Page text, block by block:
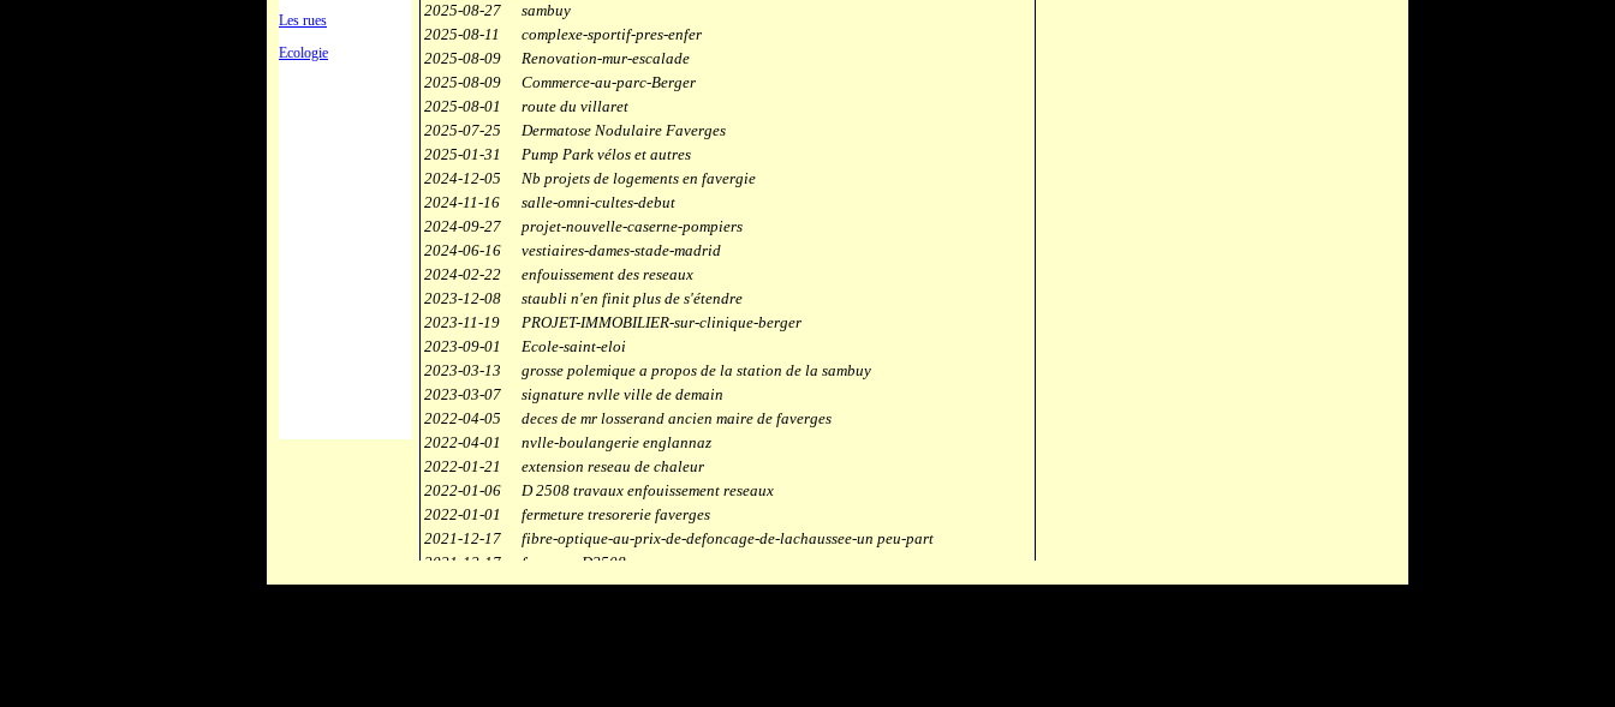
Les rues
Ecologie
2025-08-27
sambuy
2025-08-11
complexe-sportif-pres-enfer
2025-08-09
Renovation-mur-escalade
2025-08-09
Commerce-au-parc-Berger
2025-08-01
route du villaret
2025-07-25
Dermatose Nodulaire Faverges
2025-01-31
Pump Park vélos et autres
2024-12-05
Nb projets de logements en favergie
2024-11-16
salle-omni-cultes-debut
2024-09-27
projet-nouvelle-caserne-pompiers
2024-06-16
vestiaires-dames-stade-madrid
2024-02-22
enfouissement des reseaux
2023-12-08
staubli n'en finit plus de s'étendre
2023-11-19
PROJET-IMMOBILIER-sur-clinique-berger
2023-09-01
Ecole-saint-eloi
2023-03-13
grosse polemique a propos de la station de la sambuy
2023-03-07
signature nvlle ville de demain
2022-04-05
deces de mr losserand ancien maire de faverges
2022-04-01
nvlle-boulangerie englannaz
2022-01-21
extension reseau de chaleur
2022-01-06
D 2508 travaux enfouissement reseaux
2022-01-01
fermeture tresorerie faverges
2021-12-17
fibre-optique-au-prix-de-defoncage-de-lachaussee-un peu-part
2021-12-17
faverges-D2508
2021-12-17
staubli